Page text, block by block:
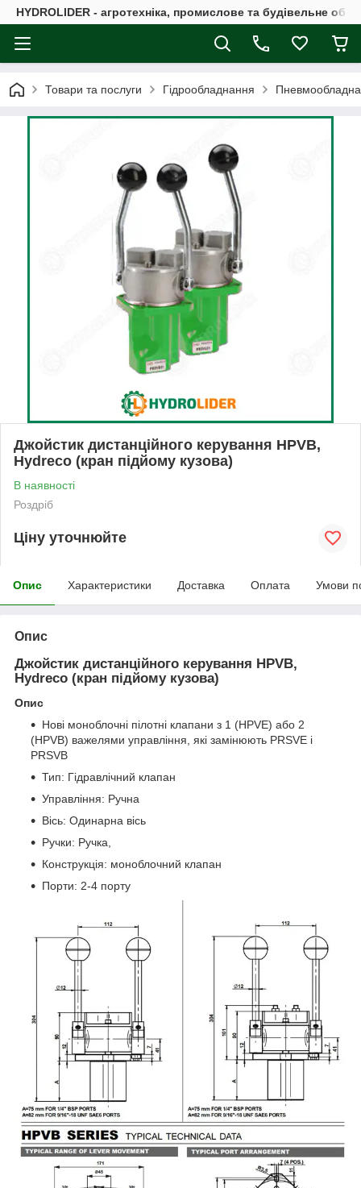
HYDROLIDER - агротехніка, промислове та будівельне
Товари та послуги Гідрообладнання
Джойстик дистанційного керування HPVB,
Hydreco (кран підйому кузова)
В наявності
Роздріб
Ціну уточнюйте
Опис Характеристики Доставка Оплата Умови
Опис
Джойстик дистанційного керування HPVB,
Hydreco (кран підйому кузова)
Опис
Нові моноблочні пілотні клапани з 1 (HPVE) або 2
(HPVB) важелями управління, які замінюють PRSVE і
PRSVB
Тип: Гідравлічний клапан
Управління: Ручна
Вісь: Одинарна вісь
Ручки: Ручка,
Конструкція: моноблочний клапан
Порти: 2-4 порту